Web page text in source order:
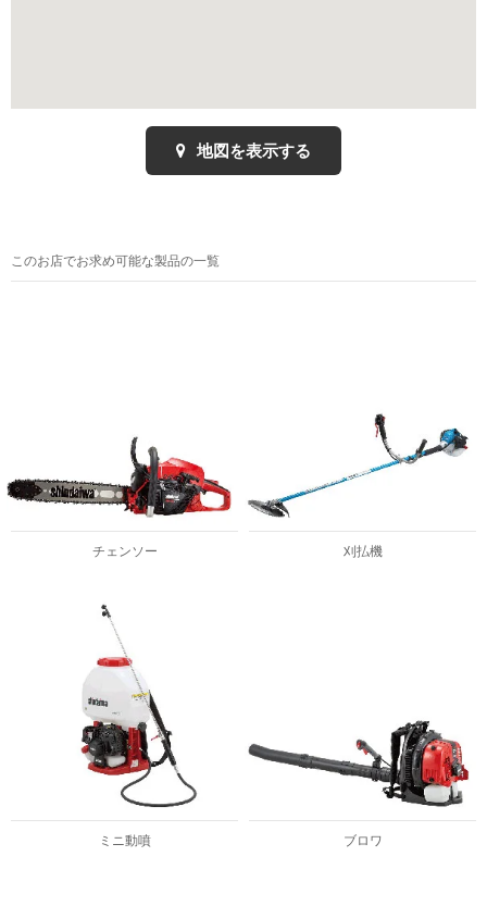
地図を表示する
このお店でお求め可能な製品の一覧
チェンソー 刈払機
ミニ動噴 ブロワ